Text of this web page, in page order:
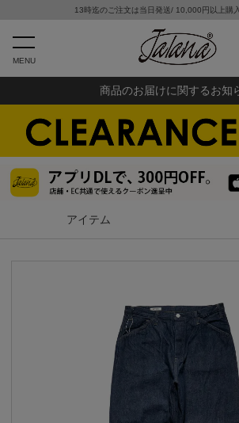
13時迄のご注文は当日発送/ 10,000円以上購
MENU
商品のお届けに関するお知
アイテム